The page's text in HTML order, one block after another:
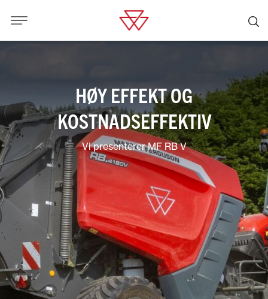
HØY EFFEKT OG
KOSTNADSEFFEKTIV
Vi presenterer MF RB V